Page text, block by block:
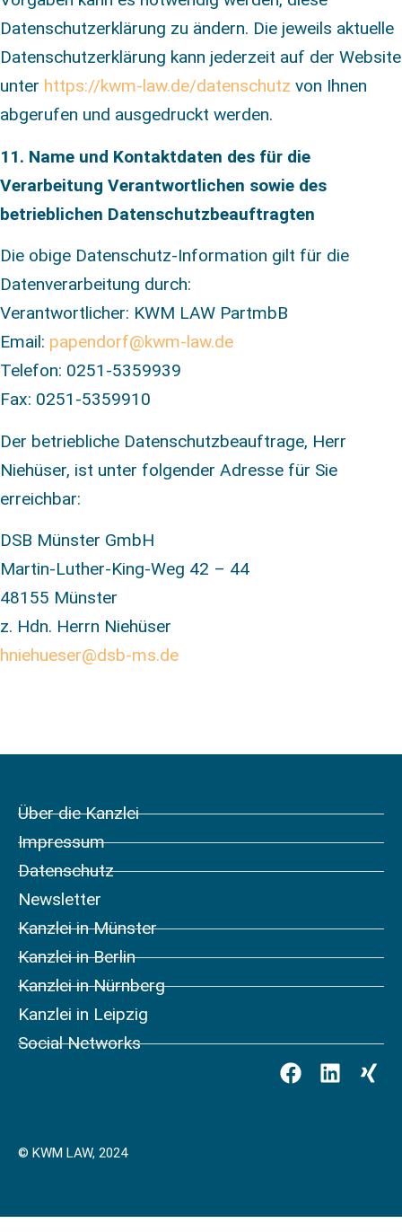
Datenschutzerklärung zu ändern. Die jeweils aktuelle
Datenschutzerklärung kann jederzeit auf der Website
unter https://kwm-law.de/datenschutz von Ihnen
abgerufen und ausgedruckt werden.
11. Name und Kontaktdaten des für die
Verarbeitung Verantwortlichen sowie des
betrieblichen Datenschutzbeauftragten
Die obige Datenschutz-Information gilt für die
Datenverarbeitung durch:
Verantwortlicher: KWM LAW PartmbB
Email: papendorf@kwm-law.de
Telefon: 0251-5359939
Fax: 0251-5359910
Der betriebliche Datenschutzbeauftrage, Herr
Niehüser, ist unter folgender Adresse für Sie
erreichbar:
DSB Münster GmbH
Martin-Luther-King-Weg 42 – 44
48155 Münster
z. Hdn. Herrn Niehüser
hniehueser@dsb-ms.de
Über die Kanzlei
Impressum
Datenschutz
Newsletter
Kanzlei in Münster
Kanzlei in Berlin
Kanzlei in Nürnberg
Kanzlei in Leipzig
Social Networks
© KWM LAW, 2024